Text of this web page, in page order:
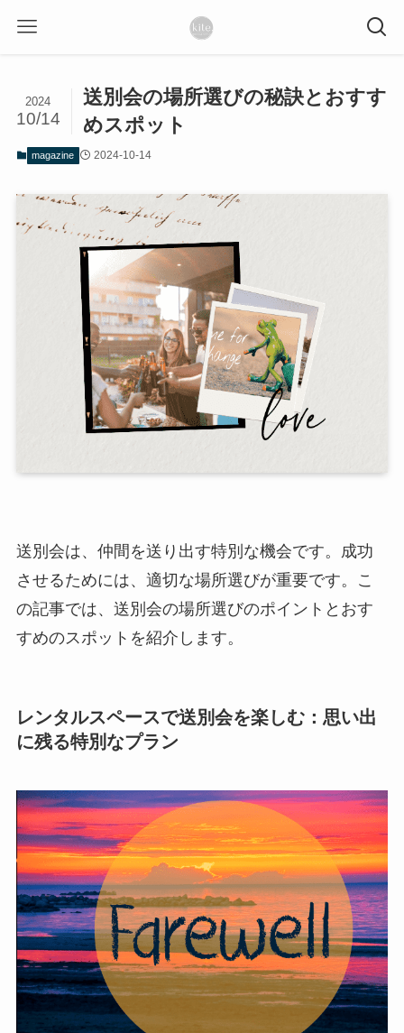
送別会の場所選びの秘訣とおすす
めスポット
2024
10/14
magazine 2024-10-14
送別会は、仲間を送り出す特別な機会です。成功
させるためには、適切な場所選びが重要です。こ
の記事では、送別会の場所選びのポイントとおす
すめのスポットを紹介します。
レンタルスペースで送別会を楽しむ：思い出
に残る特別なプラン